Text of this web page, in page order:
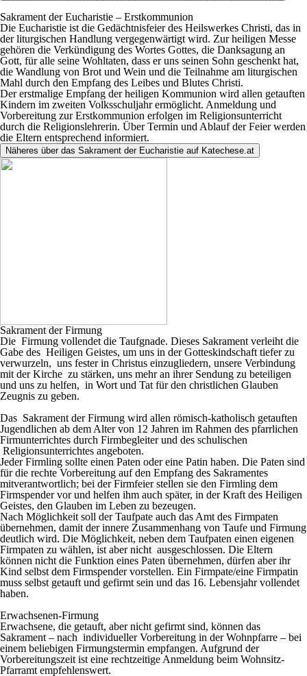
Sakrament der Eucharistie – Erstkommunion
Die Eucharistie ist die Gedächtnisfeier des Heilswerkes Christi, das in
der liturgischen Handlung vergegenwärtigt wird. Zur heiligen Messe
gehören die Verkündigung des Wortes Gottes, die Danksagung an
Gott, für alle seine Wohltaten, dass er uns seinen Sohn geschenkt hat,
die Wandlung von Brot und Wein und die Teilnahme am liturgischen
Mahl durch den Empfang des Leibes und Blutes Christi.
Der erstmalige Empfang der heiligen Kommunion wird allen getauften
Kindern im zweiten Volksschuljahr ermöglicht. Anmeldung und
Vorbereitung zur Erstkommunion erfolgen im Religionsunterricht
durch die Religionslehrerin. Über Termin und Ablauf der Feier werden
die Eltern entsprechend informiert.
Näheres über das Sakrament der Eucharistie auf Katechese.at
Sakrament der Firmung
Die Firmung vollendet die Taufgnade. Dieses Sakrament verleiht die
Gabe des Heiligen Geistes, um uns in der Gotteskindschaft tiefer zu
verwurzeln, uns fester in Christus einzugliedern, unsere Verbindung
mit der Kirche zu stärken, uns mehr an ihrer Sendung zu beteiligen
und uns zu helfen, in Wort und Tat für den christlichen Glauben
Zeugnis zu geben.
Das Sakrament der Firmung wird allen römisch-katholisch getauften
Jugendlichen ab dem Alter von 12 Jahren im Rahmen des pfarrlichen
Firmunterrichtes durch Firmbegleiter und des schulischen
Religionsunterrichtes angeboten.
Jeder Firmling sollte einen Paten oder eine Patin haben. Die Paten sind
für die rechte Vorbereitung auf den Empfang des Sakramentes
mitverantwortlich; bei der Firmfeier stellen sie den Firmling dem
Firmspender vor und helfen ihm auch später, in der Kraft des Heiligen
Geistes, den Glauben im Leben zu bezeugen.
Nach Möglichkeit soll der Taufpate auch das Amt des Firmpaten
übernehmen, damit der innere Zusammenhang von Taufe und Firmung
deutlich wird. Die Möglichkeit, neben dem Taufpaten einen eigenen
Firmpaten zu wählen, ist aber nicht ausgeschlossen. Die Eltern
können nicht die Funktion eines Paten übernehmen, dürfen aber ihr
Kind selbst dem Firmspender vorstellen. Ein Firmpate/eine Firmpatin
muss selbst getauft und gefirmt sein und das 16. Lebensjahr vollendet
haben.
Erwachsenen-Firmung
Erwachsene, die getauft, aber nicht gefirmt sind, können das
Sakrament – nach individueller Vorbereitung in der Wohnpfarre – bei
einem beliebigen Firmungstermin empfangen. Aufgrund der
Vorbereitungszeit ist eine rechtzeitige Anmeldung beim Wohnsitz-
Pfarramt empfehlenswert.